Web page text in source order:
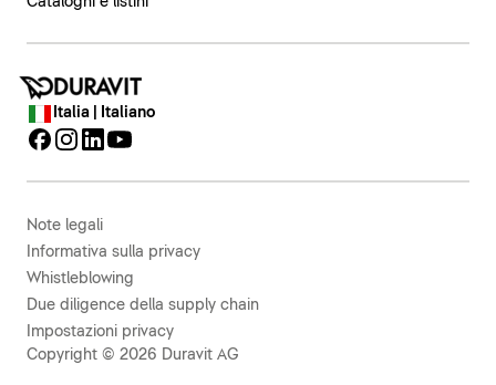
Italia | Italiano
Note legali
Informativa sulla privacy
Whistleblowing
Due diligence della supply chain
Impostazioni privacy
Copyright © 2026 Duravit AG